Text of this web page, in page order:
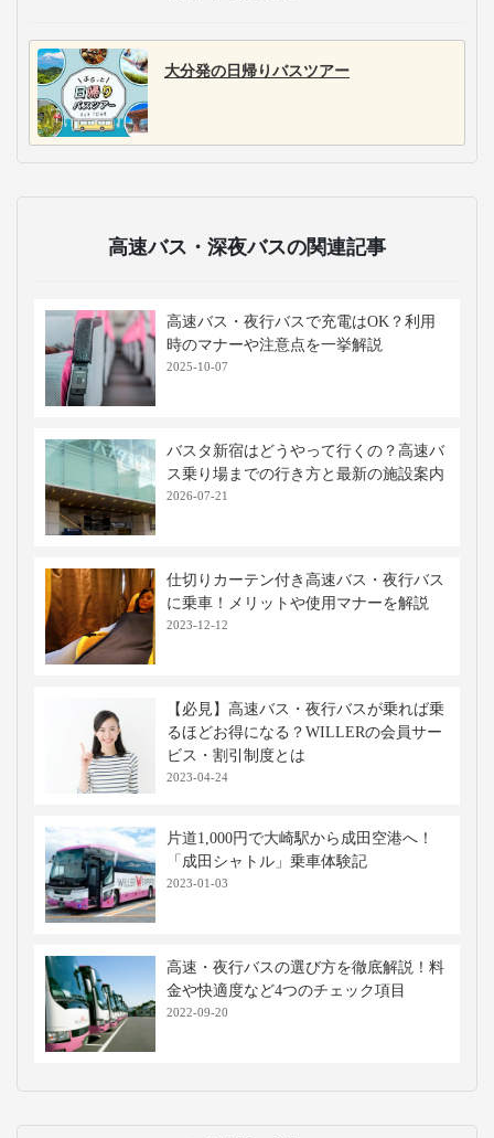
大分発の日帰りバスツアー
高速バス・深夜バスの関連記事
高速バス・夜行バスで充電はOK？利用
時のマナーや注意点を一挙解説
2025-10-07
バスタ新宿はどうやって行くの？高速バ
ス乗り場までの行き方と最新の施設案内
2026-07-21
仕切りカーテン付き高速バス・夜行バス
に乗車！メリットや使用マナーを解説
2023-12-12
【必見】高速バス・夜行バスが乗れば乗
るほどお得になる？WILLERの会員サー
ビス・割引制度とは
2023-04-24
片道1,000円で大崎駅から成田空港へ！
「成田シャトル」乗車体験記
2023-01-03
高速・夜行バスの選び方を徹底解説！料
金や快適度など4つのチェック項目
2022-09-20